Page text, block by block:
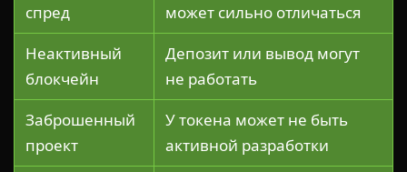
спред
может сильно отличаться
Неактивный
блокчейн
Депозит или вывод могут
не работать
Заброшенный
проект
У токена может не быть
активной разработки